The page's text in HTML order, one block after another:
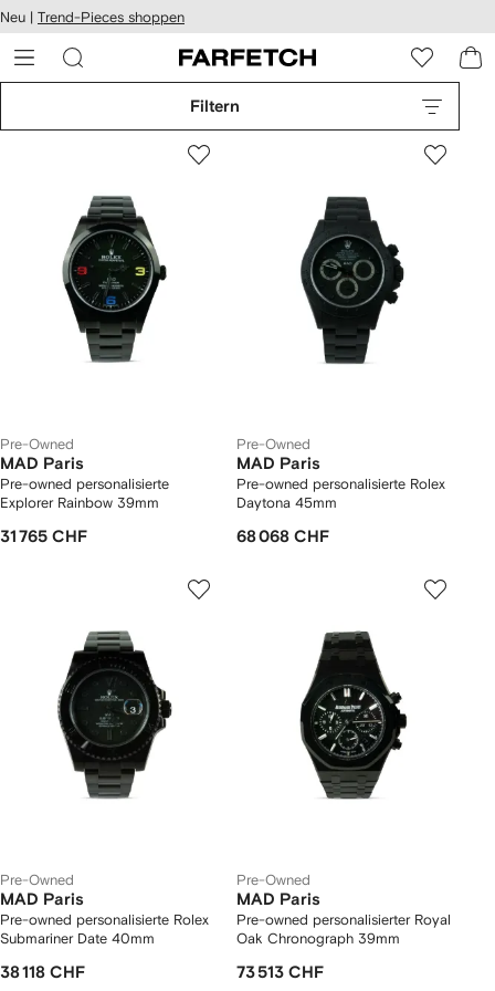
zum
Neu | Trend-Pieces shoppen
Filtern
Pre-Owned
MAD Paris
Pre-owned personalisierte
Explorer Rainbow 39mm
31 765 CHF
Pre-Owned
MAD Paris
Pre-owned personalisierte Rolex
Daytona 45mm
68 068 CHF
Pre-Owned
MAD Paris
Pre-owned personalisierte Rolex
Submariner Date 40mm
38 118 CHF
Pre-Owned
MAD Paris
Pre-owned personalisierter Royal
Oak Chronograph 39mm
73 513 CHF